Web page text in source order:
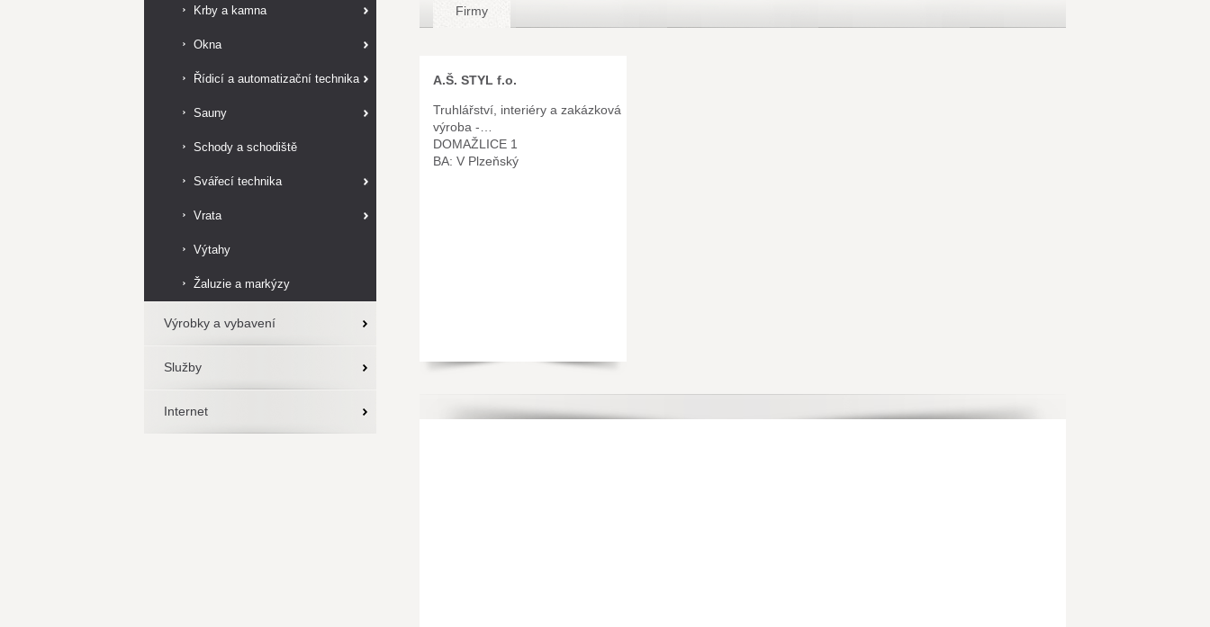
Krby a kamna
Okna
Řídicí a automatizační technika
Sauny
Schody a schodiště
Svářecí technika
Vrata
Výtahy
Žaluzie a markýzy
Výrobky a vybavení
Služby
Internet
Firmy
A.Š. STYL f.o.
Truhlářství, interiéry a zakázková
výroba -…
DOMAŽLICE 1
BA: V Plzeňský